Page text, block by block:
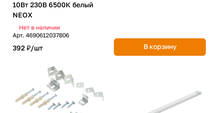
10Вт 230В 6500К белый
NEOX
Нет в наличии
Арт. 4690612037806
392 ₽/шт В корзину